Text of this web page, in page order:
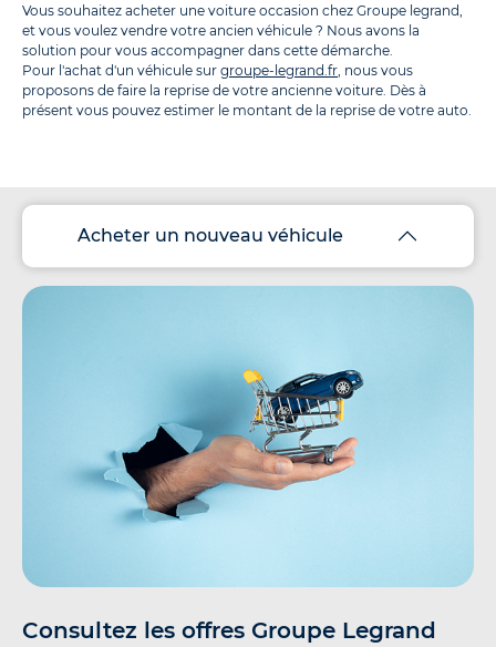
Vous souhaitez acheter une voiture occasion chez Groupe legrand,
et vous voulez vendre votre ancien véhicule ? Nous avons la
solution pour vous accompagner dans cette démarche.
Pour l'achat d'un véhicule sur groupe-legrand.fr , nous vous
proposons de faire la reprise de votre ancienne voiture. Dès à
présent vous pouvez estimer le montant de la reprise de votre auto.
Acheter un nouveau véhicule
Consultez les offres Groupe Legrand